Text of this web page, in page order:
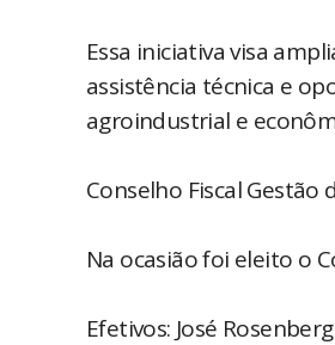
Essa iniciativa visa
assistência técnica e
agroindustrial e
Conselho Fiscal Gestão
Na ocasião foi eleito o
Efetivos: José